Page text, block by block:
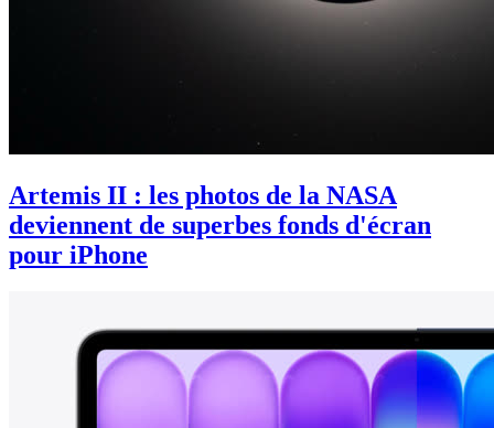
Artemis II : les photos de la NASA
deviennent de superbes fonds d'écran
pour iPhone